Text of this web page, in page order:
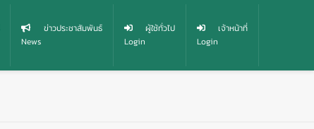
ข่าวประชาสัมพันธ์
News
ผู้ใช้ทั่วไป
Login
เจ้าหน้าที่
Login